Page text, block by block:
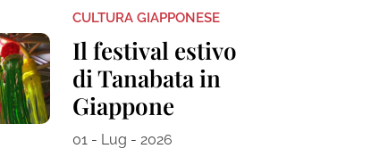
CULTURA GIAPPONESE
Il festival estivo
di Tanabata in
Giappone
01 - Lug - 2026